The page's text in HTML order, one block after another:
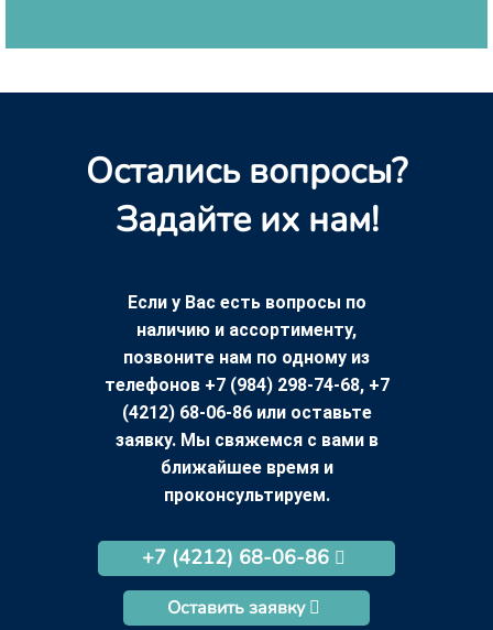
Остались вопросы?
Задайте их нам!
Если у Вас есть вопросы по
наличию и ассортименту,
позвоните нам по одному из
телефонов +7 (984) 298-74-68, +7
(4212) 68-06-86 или оставьте
заявку. Мы свяжемся с вами в
ближайшее время и
проконсультируем.
+7 (4212) 68-06-86
Оставить заявку